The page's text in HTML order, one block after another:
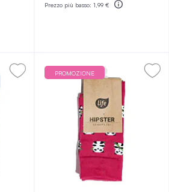
Prezzo più basso: 1,99 €
PROMOZIONE